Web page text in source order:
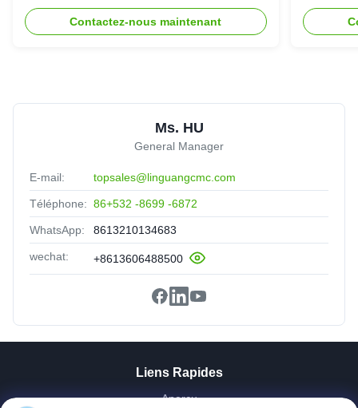
Contactez-nous maintenant
Ms. HU
General Manager
E-mail: topsales@linguangcmc.com
Téléphone: 86+532 -8699 -6872
WhatsApp: 8613210134683
wechat: +8613606488500
Liens Rapides
Aperçu